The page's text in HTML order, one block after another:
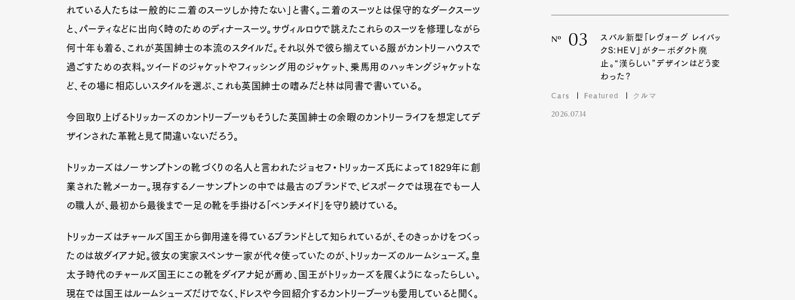
Art&Design Watch
Fashion
Gourmet
Cars Product
Culture
Lifestyle
Pen Membership
Pen Meet Pen international
れている人たちは一般的に二着のスーツしか持たない」と書く。二着のスーツとは保守的なダークスーツ
と、パーティなどに出向く時のためのディナースーツ。サヴィルロウで誂えたこれらのスーツを修理しながら
何十年も着る、これが英国紳士の本流のスタイルだ。それ以外で彼ら揃えている服がカントリーハウスで
過ごすための衣料。ツイードのジャケットやフィッシング用のジャケット、乗馬用のハッキングジャケットな
ど、その場に相応しいスタイルを選ぶ、これも英国紳士の嗜みだと林は同書で書いている。
今回取り上げるトリッカーズのカントリーブーツもそうした英国紳士の余暇のカントリーライフを想定してデ
ザインされた革靴と見て間違いないだろう。
トリッカーズはノーサンプトンの靴づくりの名人と言われたジョセフ・トリッカーズ氏によって1829年に創
業された靴メーカー。現存するノーサンプトンの中では最古のブランドで、ビスポークでは現在でも一人
の職人が、最初から最後まで一足の靴を手掛ける「ベンチメイド」を守り続けている。
トリッカーズはチャールズ国王から御用達を得ているブランドとして知られているが、そのきっかけをつくっ
たのは故ダイアナ妃。彼女の実家スペンサー家が代々使っていたのが、トリッカーズのルームシューズ。皇
太子時代のチャールズ国王にこの靴をダイアナ妃が薦め、国王がトリッカーズを履くようになったらしい。
現在では国王はルームシューズだけでなく、ドレスや今回紹介するカントリーブーツも愛用していると聞く。
Nº 03
スバル新型「レヴォーグ レイバッ
クS:HEV」がターボダクト廃
止。“漢らしい”デザインはどう変
わった?
Cars Featured クルマ
2026.07.14